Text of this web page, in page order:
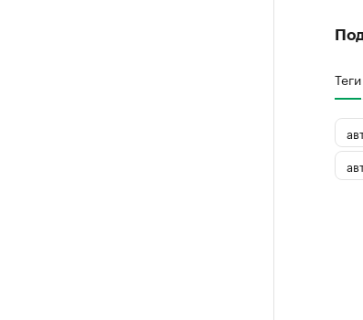
Теги